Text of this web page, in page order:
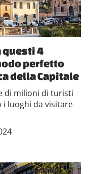
questi 4
perfetto
della Capitale
di milioni di turisti
i luoghi da visitare